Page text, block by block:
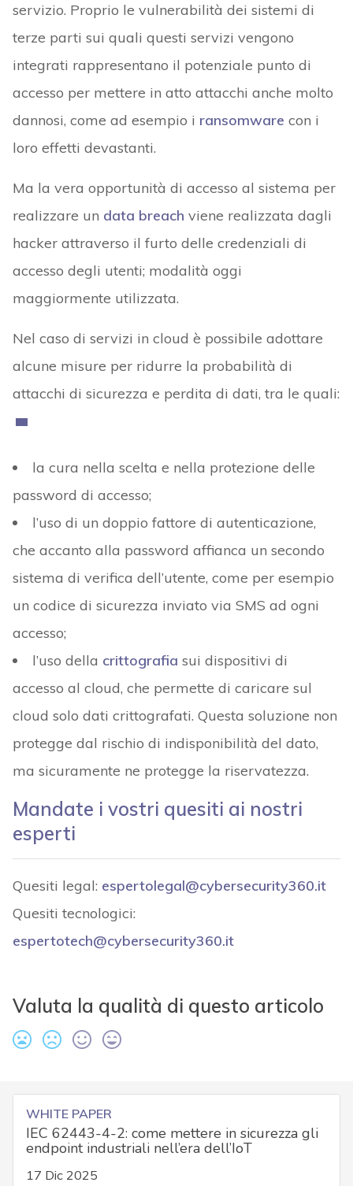
servizio. Proprio le vulnerabilità dei sistemi di
terze parti sui quali questi servizi vengono
integrati rappresentano il potenziale punto di
accesso per mettere in atto attacchi anche molto
dannosi, come ad esempio i ransomware con i
loro effetti devastanti.
Ma la vera opportunità di accesso al sistema per
realizzare un data breach viene realizzata dagli
hacker attraverso il furto delle credenziali di
accesso degli utenti; modalità oggi
maggiormente utilizzata.
Nel caso di servizi in cloud è possibile adottare
alcune misure per ridurre la probabilità di
attacchi di sicurezza e perdita di dati, tra le quali:
la cura nella scelta e nella protezione delle
password di accesso;
l’uso di un doppio fattore di autenticazione,
che accanto alla password affianca un secondo
sistema di verifica dell’utente, come per esempio
un codice di sicurezza inviato via SMS ad ogni
accesso;
l’uso della crittografia sui dispositivi di
accesso al cloud, che permette di caricare sul
cloud solo dati crittografati. Questa soluzione non
protegge dal rischio di indisponibilità del dato,
ma sicuramente ne protegge la riservatezza.
Mandate i vostri quesiti ai nostri
esperti
Quesiti legal: espertolegal@cybersecurity360.it
Quesiti tecnologici:
espertotech@cybersecurity360.it
Valuta la qualità di questo articolo
WHITE PAPER
IEC 62443-4-2: come mettere in sicurezza gli
endpoint industriali nell’era dell’IoT
17 Dic 2025